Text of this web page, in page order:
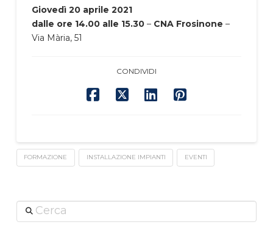
Giovedì 20 aprile 2021
dalle ore 14.00 alle 15.30– CNA Frosinone –
Via Mària, 51
CONDIVIDI
FORMAZIONE INSTALLAZIONE IMPIANTI EVENTI
Cerca